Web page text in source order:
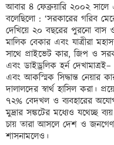
আবার ৪ ফেব্রুয়ারি ২০০২ সালে
বলেছিলো : ‘সরকারের গরিব
দেখিয়ে ২০ বছরের পুরনো বাস ও
মালিক বেকার এবং যাত্রীরা
সাথে প্রাইভেট কার, জিপ ও
এবং ডাইড্রলিক হর্ন
এবং আকস্মিক সিদ্ধান্ত নেয়ার
দালালদের স্বার্থ হাসিল করা।
৭২% বেদখল ও ব্যবহারের
মুদ্রার সঙ্কটের মধ্যেও যথেচ্ছ
চায় তারা আসলে দেশ ও
শাসনামলেও।